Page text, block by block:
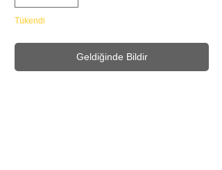
Tükendi
Geldiğinde Bildir